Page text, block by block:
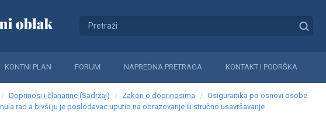
KONTNI PLAN FORUM NAPREDNA PRETRAGA KONTAKT I PODRŠKA
Doprinosi i članarine (Sadržaj) Zakon o doprinosima
Osiguranika po osnovi osobe
rad a bivši ju je poslodavac uputio na obrazovanje ili stručno usavršavanje